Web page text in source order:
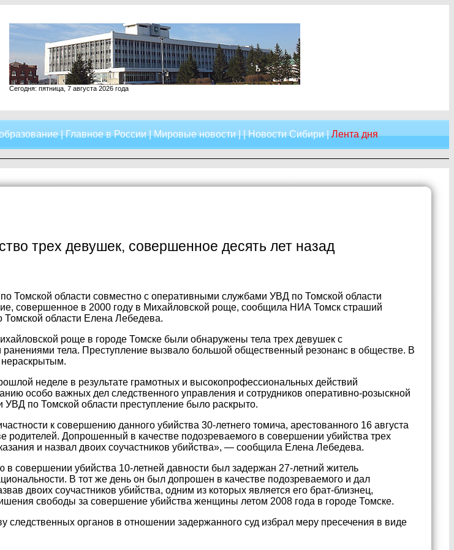
Сегодня: пятница, 7 августа 2026 года
|Главное в России|Мировые новости| |Новости Сибири|Лента дня
трех девушек, совершенное десять лет назад
Томской области совместно с оперативными службами УВД по Томской области
совершенное в 2000 году в Михайловской роще, сообщила НИА Томск страший
области Елена Лебедева.
роще в городе Томске были обнаружены тела трех девушек с
тела. Преступление вызвало большой общественный резонанс в обществе. В
нераскрытым.
неделе в результате грамотных и высокопрофессиональных действий
особо важных дел следственного управления и сотрудников оперативно-розыскной
УВД по Томской области преступление было раскрыто.
к совершению данного убийства 30-летнего томича, арестованного 16 августа
родителей. Допрошенный в качестве подозреваемого в совершении убийства трех
и назвал двоих соучастников убийства», — сообщила Елена Лебедева.
в совершении убийства 10-летней давности был задержан 27-летний житель
В тот же день он был допрошен в качестве подозреваемого и дал
двоих соучастников убийства, одним из которых является его брат-близнец,
свободы за совершение убийства женщины летом 2008 года в городе Томске.
следственных органов в отношении задержанного суд избрал меру пресечения в виде